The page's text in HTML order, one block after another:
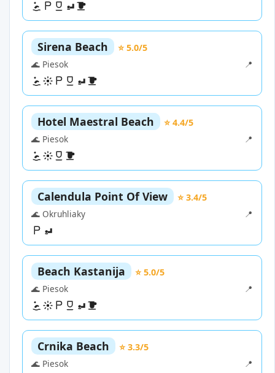
Sirena Beach
⭐ 5.0/5
🌊 Piesok
📍
Hotel Maestral Beach
⭐ 4.4/5
🌊 Piesok
📍
Calendula Point Of View
⭐ 3.4/5
🌊 Okruhliaky
📍
Beach Kastanija
⭐ 5.0/5
🌊 Piesok
📍
Crnika Beach
⭐ 3.3/5
🌊 Piesok
📍